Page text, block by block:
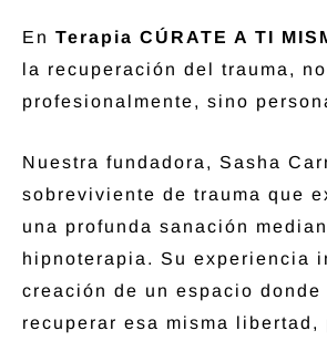
En Terapia CÚRATE A TI
la recuperación del trauma,
profesionalmente, sino
Nuestra fundadora, Sasha
sobreviviente de trauma que
una profunda sanación
hipnoterapia. Su experiencia
creación de un espacio donde
recuperar esa misma libertad,